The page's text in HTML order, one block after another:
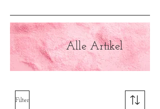
Alle Artikel
Filter